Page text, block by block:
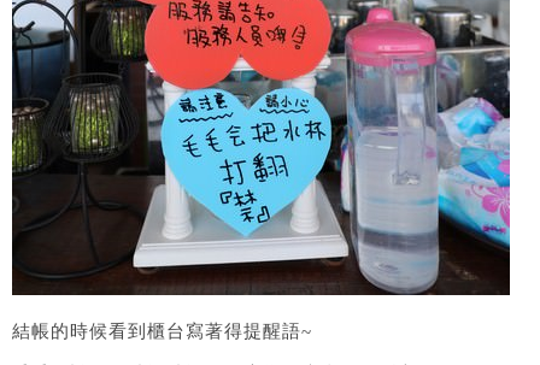
結帳的時候看到櫃台寫著得提醒語~